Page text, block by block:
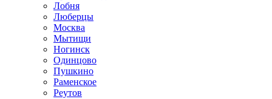
Лобня
Люберцы
Москва
Мытищи
Ногинск
Одинцово
Пушкино
Раменское
Реутов